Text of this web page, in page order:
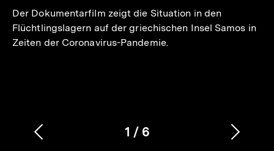
Der Dokumentarfilm zeigt die Situation in den
Flüchtlingslagern auf der griechischen Insel Samos in
Zeiten der Coronavirus-Pandemie.
Karussellinhalt
1
von
/ 6
Vorherigen